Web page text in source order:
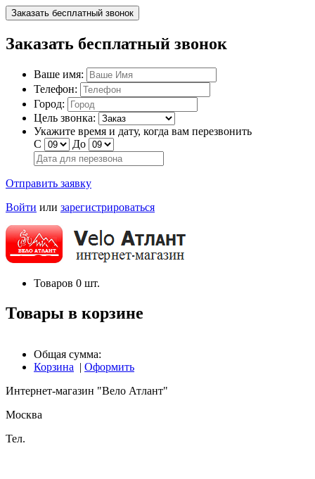
Заказать бесплатный звонок
Заказать бесплатный звонок
Ваше имя:
Телефон:
Город:
Цель звонка:
Укажите время и дату, когда вам перезвонить
С
До
Отправить заявку
Войти или зарегистрироваться
Товаров 0 шт.
Товары в корзине
Общая сумма:
Корзина | Оформить
Интернет-магазин "Вело Атлант"
Москва
Тел.